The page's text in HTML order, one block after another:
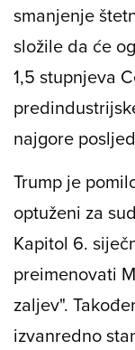
smanjenje
složile da će
1,5 stupnjeva
najgore
Trump je
optuženi za
Kapitol 6.
preimenovati
zaljev".
izvanredno